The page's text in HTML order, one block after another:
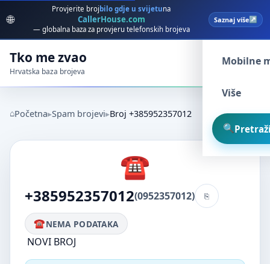
🌐
Provjerite broj bilo gdje u svijetuna
CallerHouse.com
— globalna baza za provjeru telefonskih brojeva
Saznaj više
Tko me zvao
Hrvatska baza brojeva
Spam
Mobilne
Više
Početna Spam brojevi Broj +385952357012
+385952357012(0952357012)
NEMA PODATAKA
NOVI BROJ